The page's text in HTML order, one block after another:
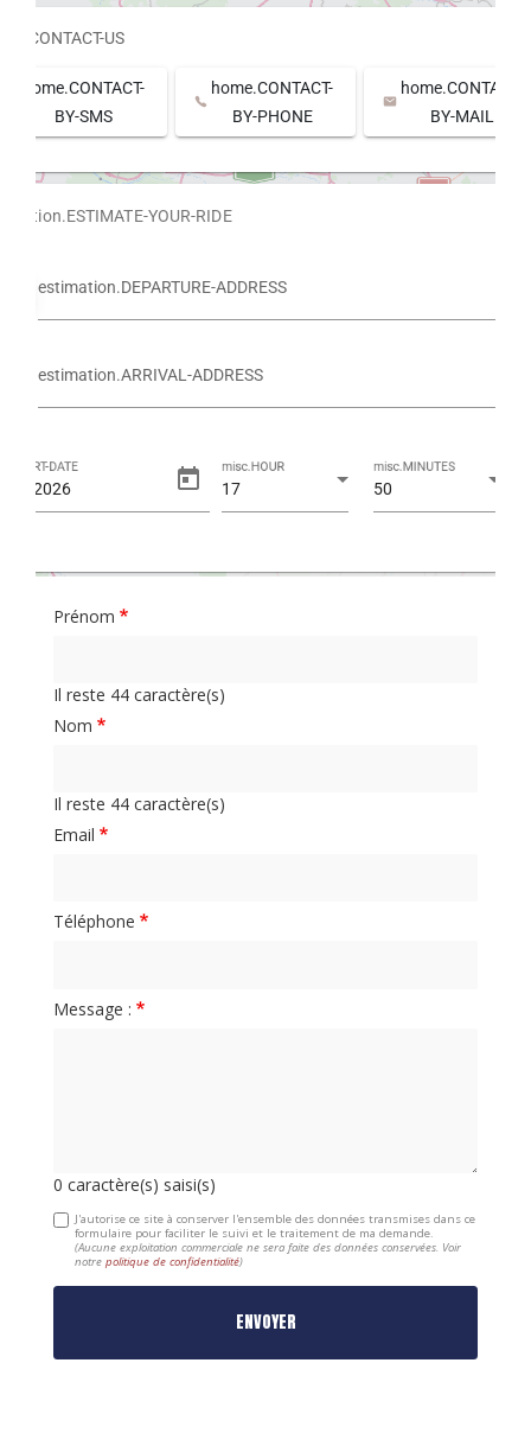
Prénom
Il reste 44 caractère(s)
Nom
Il reste 44 caractère(s)
Email
Téléphone
Message :
0 caractère(s) saisi(s)
J'autorise ce site à conserver l'ensemble des données transmises dans ce
formulaire pour faciliter le suivi et le traitement de ma demande.
(Aucune exploitation commerciale ne sera faite des données conservées. Voir
notrepolitique de confidentialité)